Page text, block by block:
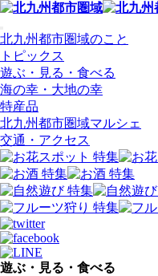
北九州都市圏域のこと
トピックス
遊ぶ・見る・食べる
海の幸・大地の幸
特産品
北九州都市圏域マルシェ
交通・アクセス
遊ぶ・見る・食べる